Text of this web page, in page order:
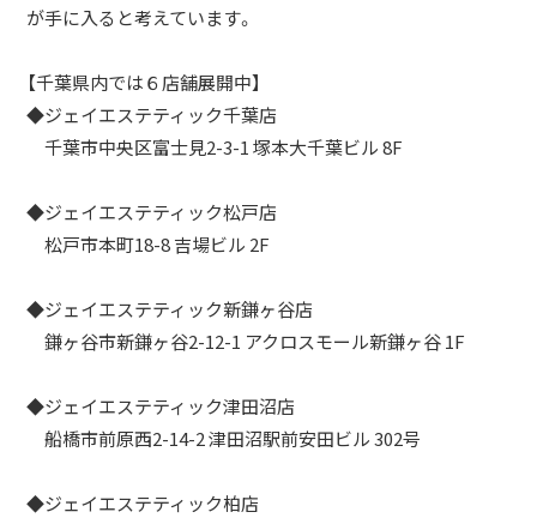
が手に入ると考えています。
【千葉県内では６店舗展開中】
◆ジェイエステティック千葉店
千葉市中央区富士見2-3-1 塚本大千葉ビル 8F
◆ジェイエステティック松戸店
松戸市本町18-8 吉場ビル 2F
◆ジェイエステティック新鎌ヶ谷店
鎌ヶ谷市新鎌ヶ谷2-12-1 アクロスモール新鎌ヶ谷 1F
◆ジェイエステティック津田沼店
船橋市前原西2-14-2 津田沼駅前安田ビル 302号
◆ジェイエステティック柏店